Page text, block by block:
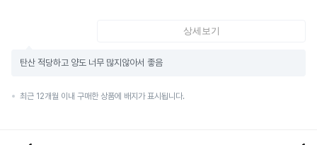
상세보기
탄산 적당하고 양도 너무 많지않아서 좋음
최근 12개월 이내 구매한 상품에 배지가 표시됩니다.